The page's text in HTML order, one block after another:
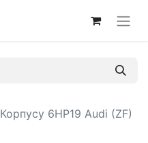
6HP19 Audi (ZF)